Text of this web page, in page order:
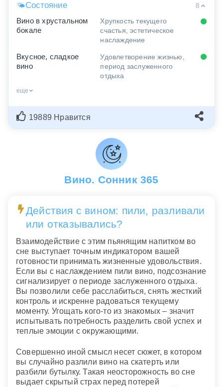
🌤Состояние
8
Вино в хрустальном
бокале
Хрупкость текущего
счастья, эстетическое
наслаждение
Вкусное, сладкое
вино
Удовлетворение жизнью,
период заслуженного
отдыха
еще
19889 Нравится
Вино. Сонник 365
Действия с вином: пили, разливали
или отказывались?
Взаимодействие с этим пьянящим напитком во
сне выступает точным индикатором вашей
готовности принимать жизненные удовольствия.
Если вы с наслаждением пили вино, подсознание
сигнализирует о периоде заслуженного отдыха.
Вы позволили себе расслабиться, снять жесткий
контроль и искренне радоваться текущему
моменту. Угощать кого-то из знакомых – значит
испытывать потребность разделить свой успех и
теплые эмоции с окружающими.
Совершенно иной смысл несет сюжет, в котором
вы случайно разлили вино на скатерть или
разбили бутылку. Такая неосторожность во сне
выдает скрытый страх перед потерей